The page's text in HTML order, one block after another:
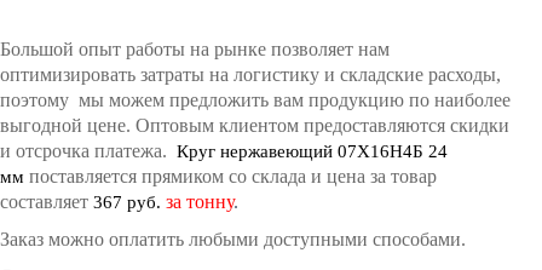
Большой опыт работы на рынке позволяет нам
оптимизировать затраты на логистику и складские расходы,
поэтому мы можем предложить вам продукцию по наиболее
выгодной цене. Оптовым клиентом предоставляются скидки
и отсрочка платежа. Круг нержавеющий 07Х16Н4Б 24
мм поставляется прямиком со склада и цена за товар
составляет 367 руб. за тонну.
Заказ можно оплатить любыми доступными способами.